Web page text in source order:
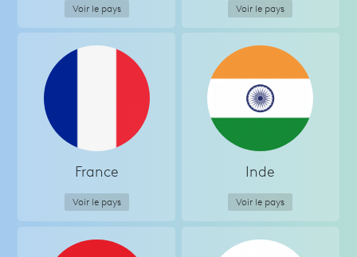
Voir le pays Voir le pays
France
Voir le pays
Inde
Voir le pays